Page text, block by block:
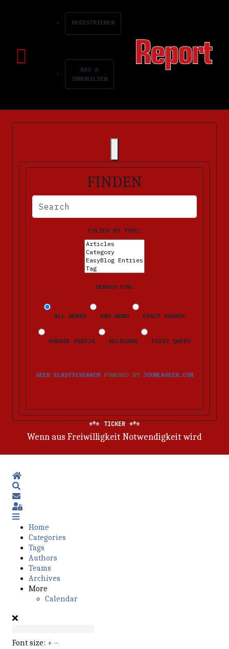
REGISTRIEREN
BAU &
IMMOBILIEN
FINDEN
BITTE FÜLLEN SIE DIE ERFORDERLICHEN FELDER AUS.
FILTER BY TYPE:
SEARCH FOR:
ALL WORDS ANY WORD EXACT PHRASE
PHRASE PREFIX WILDCARD FUZZY QUERY
GEEK ELASTICSEARCH POWERED BY JOOMLAGEEK.COM
TICKER
Wenn aus Freiwilligkeit Notwendigkeit wird
Home
Subscribe to blog
Sign In
Home
Categories
Tags
Authors
Teams
Archives
More
Calendar
Font size: + –